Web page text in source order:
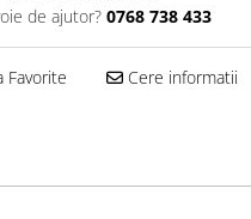
de ajutor? 0768 738 433
Favorite Cere informatii